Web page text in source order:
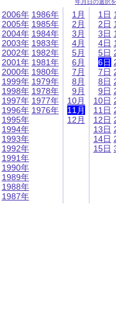
年月日の選択
2006年
2005年
2004年
2003年
2002年
2001年
2000年
1999年
1998年
1997年
1996年
1995年
1994年
1993年
1992年
1991年
1990年
1989年
1988年
1987年
1986年
1985年
1984年
1983年
1982年
1981年
1980年
1979年
1978年
1977年
1976年
1月
2月
3月
4月
5月
6月
7月
8月
9月
10月
11月
12月
1日
2日
3日
4日
5日
6日
7日
8日
9日
10日
11日
12日
13日
14日
15日